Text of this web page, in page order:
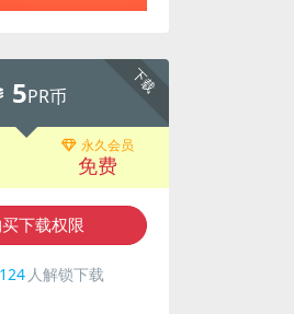
下载
5PR币
永久会员
免费
买下载权限
124 人解锁下载